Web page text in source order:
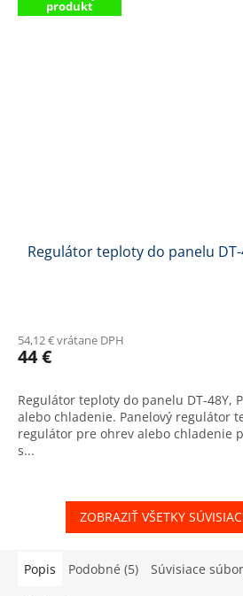
produkt
Regulátor teploty do panelu
54,12 € vrátane DPH
44 €
Regulátor teploty do panelu DT-48Y,
alebo chladenie. Panelový regulátor
regulátor pre ohrev alebo chladenie
s...
ZOBRAZIŤ VŠETKY
Popis Podobné (5) Súvisiace